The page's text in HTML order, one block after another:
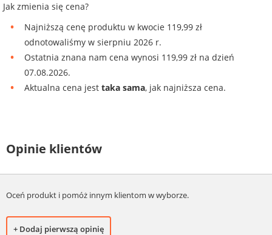
Jak zmienia się cena?
Najniższą cenę produktu w kwocie 119,99 zł
odnotowaliśmy w sierpniu 2026 r.
Ostatnia znana nam cena wynosi 119,99 zł na dzień
07.08.2026.
Aktualna cena jest taka sama, jak najniższa cena.
Opinie klientów
Oceń produkt i pomóż innym klientom w wyborze.
+ Dodaj pierwszą opinię